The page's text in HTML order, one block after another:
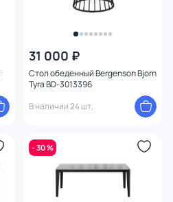
31 000 ₽
Стол обеденный Bergenson Bjorn
Tyra BD-3013396
В наличии 24 шт.
- 30 %